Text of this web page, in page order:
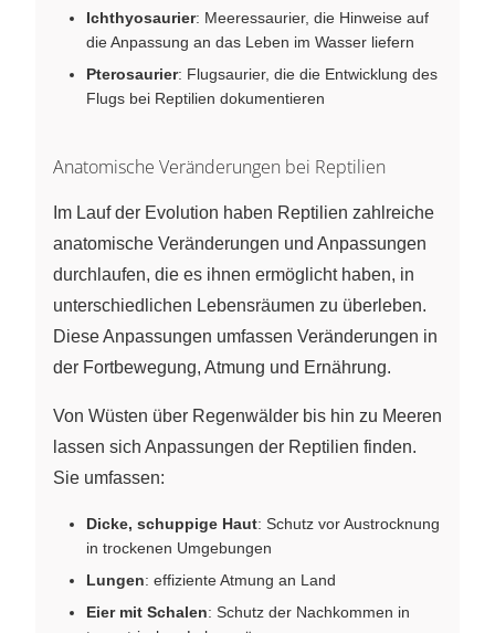
Ichthyosaurier: Meeressaurier, die Hinweise auf
die Anpassung an das Leben im Wasser liefern
Pterosaurier: Flugsaurier, die die Entwicklung des
Flugs bei Reptilien dokumentieren
Anatomische Veränderungen bei Reptilien
Im Lauf der Evolution haben Reptilien zahlreiche
anatomische Veränderungen und Anpassungen
durchlaufen, die es ihnen ermöglicht haben, in
unterschiedlichen Lebensräumen zu überleben.
Diese Anpassungen umfassen Veränderungen in
der Fortbewegung, Atmung und Ernährung.
Von Wüsten über Regenwälder bis hin zu Meeren
lassen sich Anpassungen der Reptilien finden.
Sie umfassen:
Dicke, schuppige Haut: Schutz vor Austrocknung
in trockenen Umgebungen
Lungen: effiziente Atmung an Land
Eier mit Schalen: Schutz der Nachkommen in